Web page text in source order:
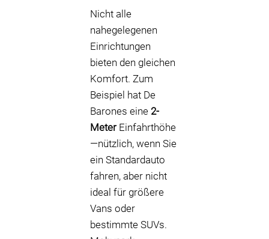
Nicht alle
nahegelegenen
Einrichtungen
bieten den gleichen
Komfort. Zum
Beispiel hat De
Barones eine 2-
MeterEinfahrthöhe
—nützlich, wenn Sie
ein Standardauto
fahren, aber nicht
ideal für größere
Vans oder
bestimmte SUVs.